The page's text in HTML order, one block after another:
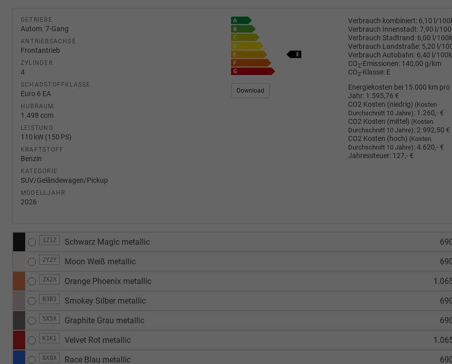
GETRIEBE
Autom. 7-Gang
ANTRIEBSACHSE
Frontantrieb
ZYLINDER
4
SCHADSTOFFKLASSE
Euro 6 EA
HUBRAUM
1.498 ccm
LEISTUNG
110 kW (150 PS)
KRAFTSTOFF
Benzin
KATEGORIE
SUV/Geländewagen/Pickup
MODELLJAHR
2026
Verbrauch kombiniert: 6,10 l/
Verbrauch Innenstadt:7,90 l/
Verbrauch Stadtrand: 6,00 l/
Verbrauch Landstraße: 5,20 l/
Verbrauch Autobahn: 6,40 l/
CO2-Emissionen: 140,00 g/km
CO2-Klasse: E
Download
Energiekosten bei 15.000 km pro
Jahr: 1.595,76 €
CO2 Kosten (niedrig) (Kosten
Durchschnitt 10 Jahre): 1.260,- €
CO2 Kosten (mittel) (Kosten
Durchschnitt 10 Jahre): 2.992,50 €
CO2 Kosten (hoch) (Kosten
Durchschnitt 10 Jahre):4.620,- €
Jahressteuer: 127,- €
1Z1Z Schwarz Magic metallic
2Y2Y Moon Weiß metallic
2X2X Orange Phoenix metallic
B3B3 Smokey Silber metallic
5X5X Graphite Grau metallic
K1K1 Velvet Rot metallic
8X8X Race Blau metallic